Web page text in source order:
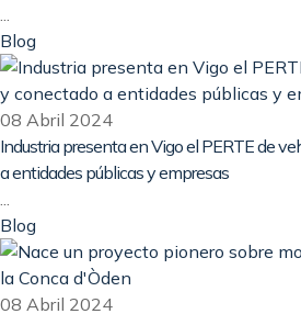
...
Blog
08 Abril 2024
Industria presenta en Vigo el PERTE de
a entidades públicas y empresas
...
Blog
08 Abril 2024